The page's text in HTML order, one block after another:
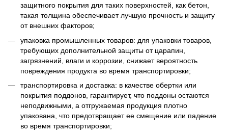
защитного покрытия для таких поверхностей, как бетон,
такая толщина обеспечивает лучшую прочность и защиту
от внешних факторов;
упаковка промышленных товаров: для упаковки товаров,
требующих дополнительной защиты от царапин,
загрязнений, влаги и коррозии, снижает вероятность
повреждения продукта во время транспортировки;
транспортировка и доставка: в качестве обертки или
покрытия поддонов, гарантирует, что поддоны остаются
неподвижными, а отгружаемая продукция плотно
упакована, что предотвращает ее смещение или падение
во время транспортировки;